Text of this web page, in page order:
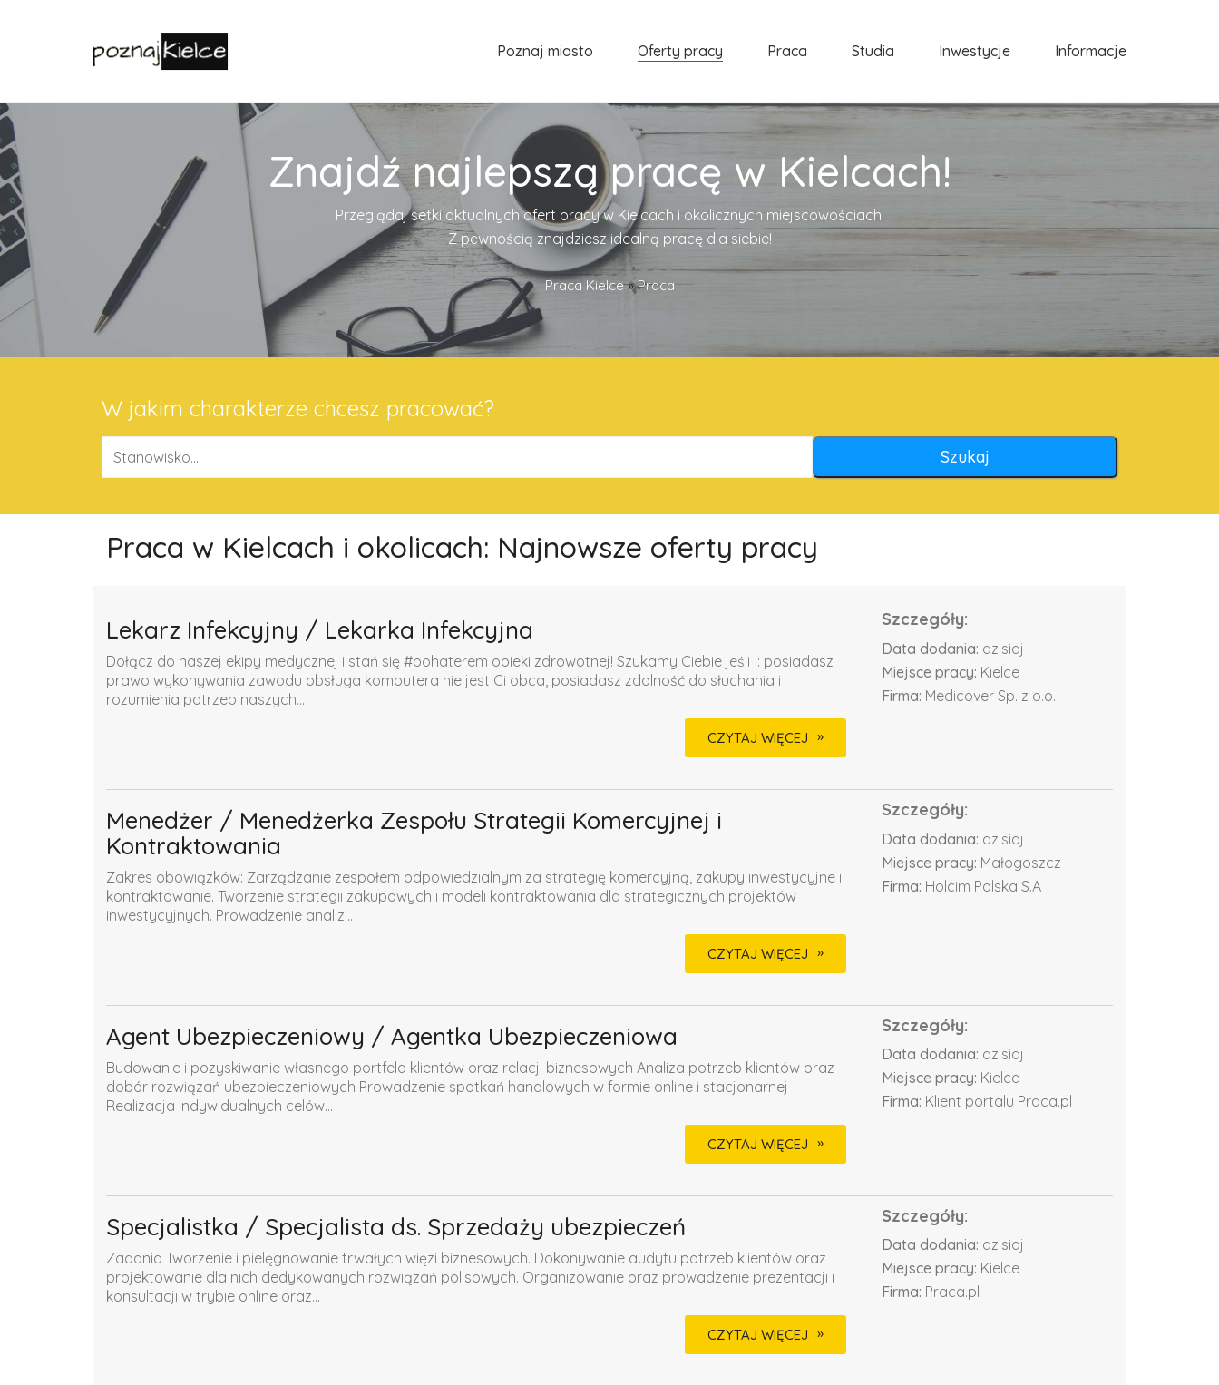
Poznaj miasto Oferty pracy Praca Studia Inwestycje Informacje
Znajdź najlepszą pracę w Kielcach!
Przeglądaj setki aktualnych ofert pracy w Kielcach i okolicznych miejscowościach.
Z pewnością znajdziesz idealną pracę dla siebie!
Praca Kielce»Praca
W jakim charakterze chcesz pracować?
Praca w Kielcach i okolicach: Najnowsze oferty pracy
Lekarz Infekcyjny / Lekarka Infekcyjna
Dołącz do naszej ekipy medycznej i stań się #bohaterem opieki zdrowotnej! Szukamy Ciebie jeśli ​ : posiadasz
prawo wykonywania zawodu obsługa komputera nie jest Ci obca, posiadasz zdolność do słuchania i
rozumienia potrzeb naszych...
Szczegóły:
Data dodania: dzisiaj
Miejsce pracy: Kielce
Firma: Medicover Sp. z o.o.
CZYTAJ WIĘCEJ
Menedżer / Menedżerka Zespołu Strategii Komercyjnej i
Kontraktowania
Zakres obowiązków: Zarządzanie zespołem odpowiedzialnym za strategię komercyjną, zakupy inwestycyjne i
kontraktowanie. Tworzenie strategii zakupowych i modeli kontraktowania dla strategicznych projektów
inwestycyjnych. Prowadzenie analiz...
Szczegóły:
Data dodania: dzisiaj
Miejsce pracy: Małogoszcz
Firma: Holcim Polska S.A
CZYTAJ WIĘCEJ
Agent Ubezpieczeniowy / Agentka Ubezpieczeniowa
Budowanie i pozyskiwanie własnego portfela klientów oraz relacji biznesowych Analiza potrzeb klientów oraz
dobór rozwiązań ubezpieczeniowych Prowadzenie spotkań handlowych w formie online i stacjonarnej
Realizacja indywidualnych celów...
Szczegóły:
Data dodania: dzisiaj
Miejsce pracy: Kielce
Firma: Klient portalu Praca.pl
CZYTAJ WIĘCEJ
Specjalistka / Specjalista ds. Sprzedaży ubezpieczeń
Zadania Tworzenie i pielęgnowanie trwałych więzi biznesowych. Dokonywanie audytu potrzeb klientów oraz
projektowanie dla nich dedykowanych rozwiązań polisowych. Organizowanie oraz prowadzenie prezentacji i
konsultacji w trybie online oraz...
Szczegóły:
Data dodania: dzisiaj
Miejsce pracy: Kielce
Firma: Praca.pl
CZYTAJ WIĘCEJ